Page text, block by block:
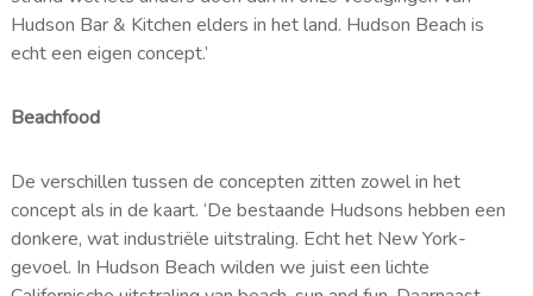
Hudson Bar & Kitchen elders in het land. Hudson Beach is
echt een eigen concept.’
Beachfood
De verschillen tussen de concepten zitten zowel in het
concept als in de kaart. ‘De bestaande Hudsons hebben een
donkere, wat industriële uitstraling. Echt het New York-
gevoel. In Hudson Beach wilden we juist een lichte